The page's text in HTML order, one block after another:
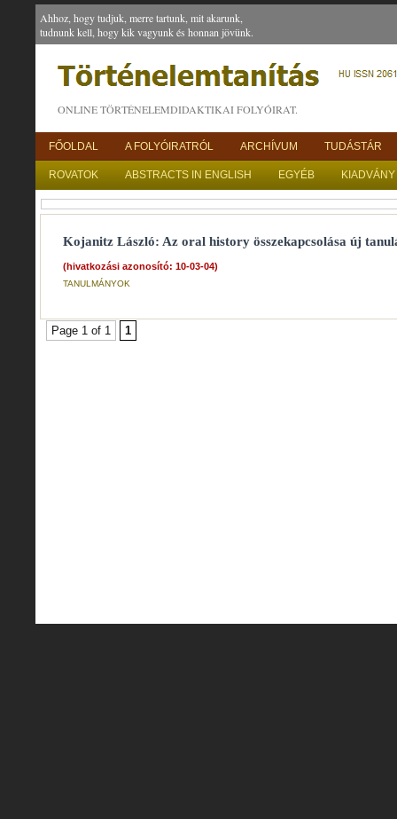
Ahhoz, hogy tudjuk, merre tartunk, mit akarunk,
tudnunk kell, hogy kik vagyunk és honnan jövünk.
ONLINE TÖRTÉNELEMDIDAKTIKAI FOLYÓIRAT.
FŐOLDAL A FOLYÓIRATRÓL ARCHÍVUM TUDÁSTÁR
ROVATOK ABSTRACTS IN ENGLISH EGYÉB
Kojanitz László: Az oral history összekapcsolása új
(hivatkozási azonosító: 10-03-04)
TANULMÁNYOK
Page 1 of 1 1